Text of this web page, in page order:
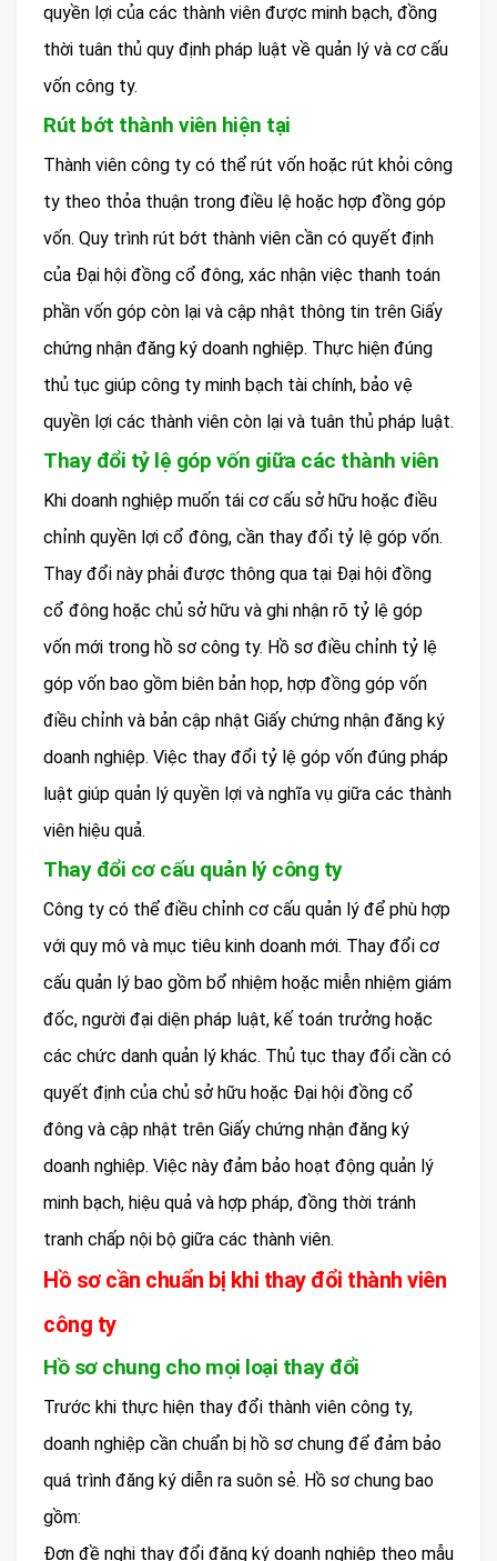
quyền lợi của các thành viên được minh bạch, đồng
thời tuân thủ quy định pháp luật về quản lý và cơ cấu
vốn công ty.
Rút bớt thành viên hiện tại
Thành viên công ty có thể rút vốn hoặc rút khỏi công
ty theo thỏa thuận trong điều lệ hoặc hợp đồng góp
vốn. Quy trình rút bớt thành viên cần có quyết định
của Đại hội đồng cổ đông, xác nhận việc thanh toán
phần vốn góp còn lại và cập nhật thông tin trên Giấy
chứng nhận đăng ký doanh nghiệp. Thực hiện đúng
thủ tục giúp công ty minh bạch tài chính, bảo vệ
quyền lợi các thành viên còn lại và tuân thủ pháp luật.
Thay đổi tỷ lệ góp vốn giữa các thành viên
Khi doanh nghiệp muốn tái cơ cấu sở hữu hoặc điều
chỉnh quyền lợi cổ đông, cần thay đổi tỷ lệ góp vốn.
Thay đổi này phải được thông qua tại Đại hội đồng
cổ đông hoặc chủ sở hữu và ghi nhận rõ tỷ lệ góp
vốn mới trong hồ sơ công ty. Hồ sơ điều chỉnh tỷ lệ
góp vốn bao gồm biên bản họp, hợp đồng góp vốn
điều chỉnh và bản cập nhật Giấy chứng nhận đăng ký
doanh nghiệp. Việc thay đổi tỷ lệ góp vốn đúng pháp
luật giúp quản lý quyền lợi và nghĩa vụ giữa các thành
viên hiệu quả.
Thay đổi cơ cấu quản lý công ty
Công ty có thể điều chỉnh cơ cấu quản lý để phù hợp
với quy mô và mục tiêu kinh doanh mới. Thay đổi cơ
cấu quản lý bao gồm bổ nhiệm hoặc miễn nhiệm giám
đốc, người đại diện pháp luật, kế toán trưởng hoặc
các chức danh quản lý khác. Thủ tục thay đổi cần có
quyết định của chủ sở hữu hoặc Đại hội đồng cổ
đông và cập nhật trên Giấy chứng nhận đăng ký
doanh nghiệp. Việc này đảm bảo hoạt động quản lý
minh bạch, hiệu quả và hợp pháp, đồng thời tránh
tranh chấp nội bộ giữa các thành viên.
Hồ sơ cần chuẩn bị khi thay đổi thành viên
công ty
Hồ sơ chung cho mọi loại thay đổi
Trước khi thực hiện thay đổi thành viên công ty,
doanh nghiệp cần chuẩn bị hồ sơ chung để đảm bảo
quá trình đăng ký diễn ra suôn sẻ. Hồ sơ chung bao
gồm:
Đơn đề nghị thay đổi đăng ký doanh nghiệp theo mẫu